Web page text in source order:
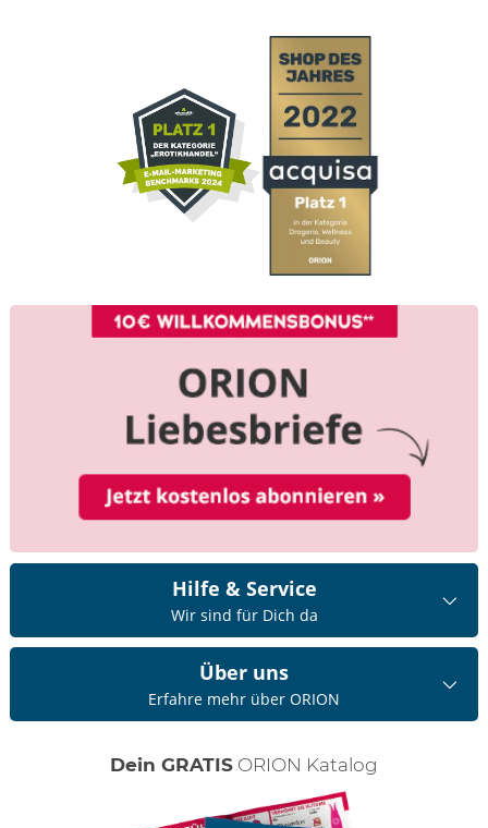
Hilfe & Service
Wir sind für Dich da
Über uns
Erfahre mehr über ORION
Dein GRATIS ORION Katalog